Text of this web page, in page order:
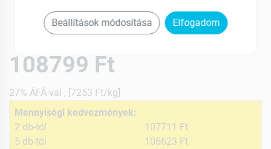
108799 Ft
27% ÁFÁ-val , [7253 Ft/kg]
Mennyiségi kedvezmények:
2 db-tól
107711 Ft
5 db-tól
106623 Ft
Beállítások módosítása Elfogadom